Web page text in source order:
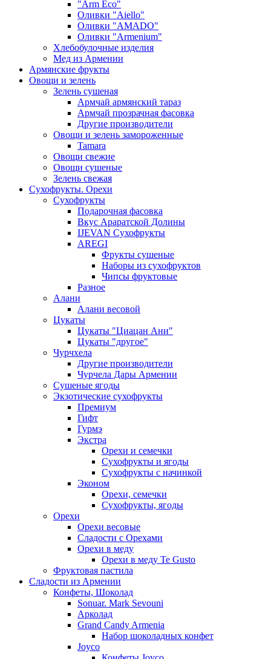
"Arm Eco"
Оливки "Aiello"
Оливки "AMADO"
Оливки "Armenium"
Хлебобулочные изделия
Мед из Армении
Армянские фрукты
Овощи и зелень
Зелень сушеная
Армчай армянский тараз
Армчай прозрачная фасовка
Другие производители
Овощи и зелень замороженные
Tamara
Овощи свежие
Овощи сушеные
Зелень свежая
Сухофрукты. Орехи
Сухофрукты
Подарочная фасовка
Вкус Араратской Долины
IJEVAN Сухофрукты
AREGI
Фрукты сушеные
Наборы из сухофруктов
Чипсы фруктовые
Разное
Алани
Алани весовой
Цукаты
Цукаты "Циацан Ани"
Цукаты "другое"
Чурчхела
Другие производители
Чурчела Дары Армении
Сушеные ягоды
Экзотические сухофрукты
Премиум
Гифт
Гурмэ
Экстра
Орехи и семечки
Сухофрукты и ягоды
Сухофрукты с начинкой
Эконом
Орехи, семечки
Сухофрукты, ягоды
Орехи
Орехи весовые
Сладости с Орехами
Орехи в меду
Орехи в меду Te Gusto
Фруктовая пастила
Сладости из Армении
Конфеты, Шоколад
Sonuar. Mark Sevouni
Арколад
Grand Candy Armenia
Набор шоколадных конфет
Joyco